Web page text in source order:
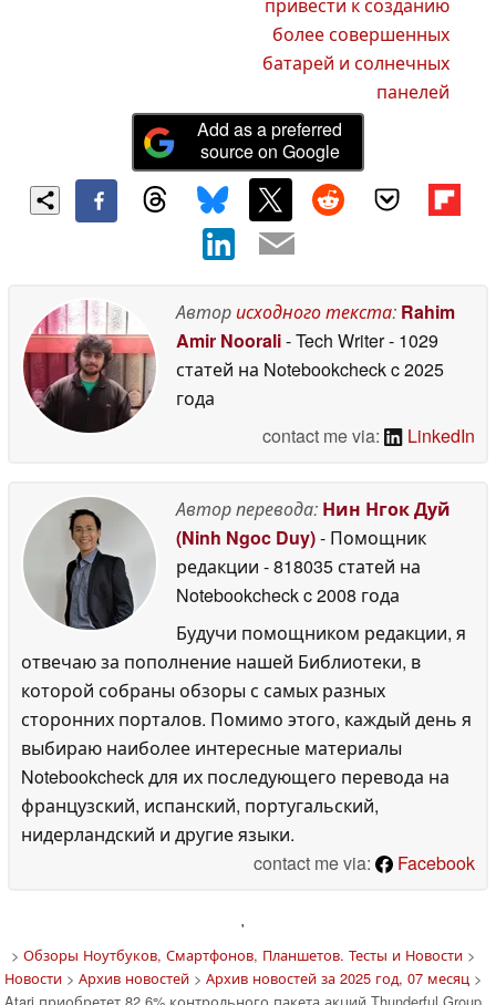
более совершенных
батарей и солнечных
панелей
Add as a preferred
source on Google
Авторисходного текста: Rahim
Amir Noorali- Tech Writer- 1029
статей на Notebookcheckc 2025
года
contact me via:
LinkedIn
Автор перевода: Нин Нгок Дуй
(Ninh Ngoc Duy)- Помощник
редакции - 818035 статей на
Notebookcheckc 2008 года
Будучи помощником редакции, я
отвечаю за пополнение нашей Библиотеки, в
которой собраны обзоры с самых разных
сторонних порталов. Помимо этого, каждый день я
выбираю наиболее интересные материалы
Notebookcheck для их последующего перевода на
французский, испанский, португальский,
нидерландский и другие языки.
contact me via:
Facebook
'
> Обзоры Ноутбуков, Смартфонов, Планшетов. Тесты и Новости>
Новости> Архив новостей> Архив новостей за 2025 год, 07 месяц >
Atari приобретет 82,6% контрольного пакета акций Thunderful Group